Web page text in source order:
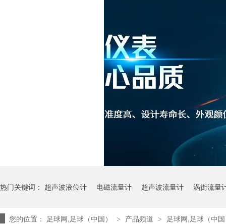
热门关键词： 超声波液位计 电磁流量计 超声波流量计 涡街流量
您的位置： 足球网,足球（中国） > 产品频道 > 足球网,足球（中